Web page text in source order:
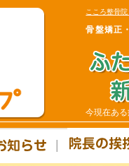
こころ整骨
骨盤矯正
今現在あ